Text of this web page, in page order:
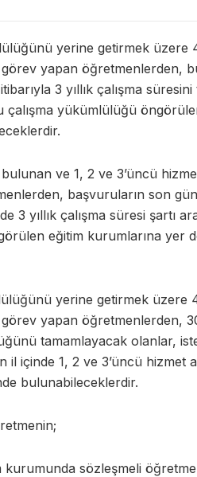
yerine getirmek üzere
yapan öğretmenlerden,
3 yıllık çalışma
yükümlülüğü
ve 1, 2 ve 3’üncü
başvuruların son
3 yıllık çalışma süresi şartı
eğitim kurumlarına yer
yerine getirmek üzere
yapan öğretmenlerden,
tamamlayacak olanlar,
il içinde 1, 2 ve 3’üncü hizmet
bulunabileceklerdir.
sözleşmeli